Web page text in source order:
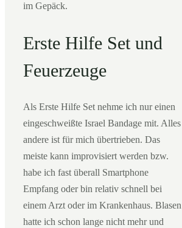
im Gepäck.
Erste Hilfe Set und
Feuerzeuge
Als Erste Hilfe Set nehme ich nur einen
eingeschweißte Israel Bandage mit. Alles
andere ist für mich übertrieben. Das
meiste kann improvisiert werden bzw.
habe ich fast überall Smartphone
Empfang oder bin relativ schnell bei
einem Arzt oder im Krankenhaus. Blasen
hatte ich schon lange nicht mehr und